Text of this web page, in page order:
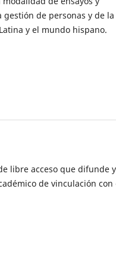
de personas y de la
y el mundo hispano.
libre acceso que difunde y
de vinculación con